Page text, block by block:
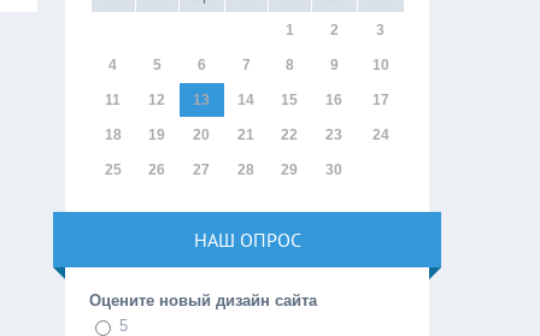
1 2 3
4 5 6 7 8 9 10
11 12 13 14 15 16 17
18 19 20 21 22 23 24
25 26 27 28 29 30
НАШ ОПРОС
Оцените новый дизайн сайта
5